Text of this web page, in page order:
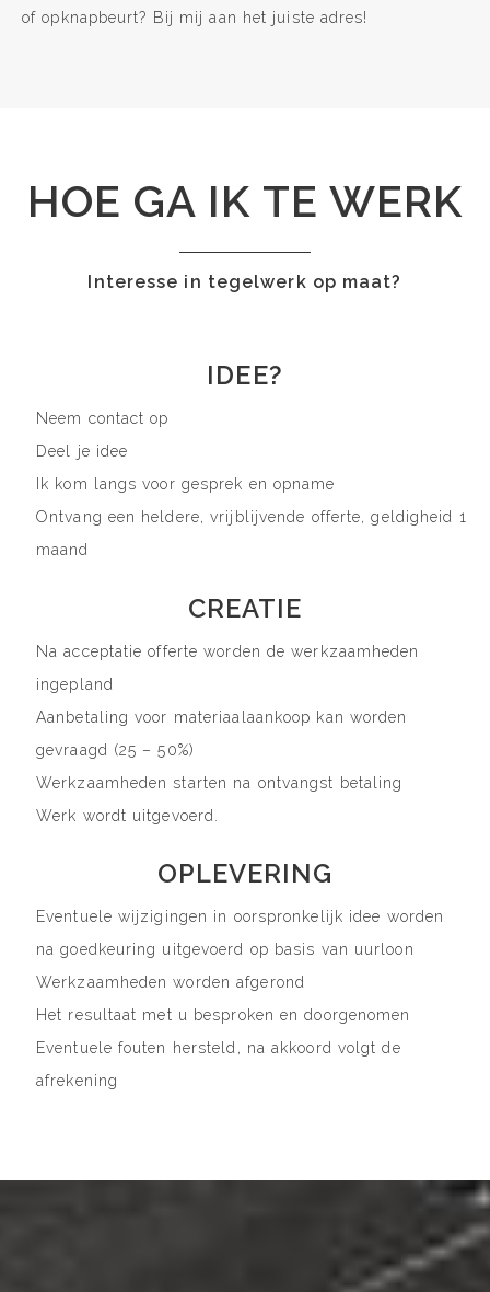
of opknapbeurt? Bij mij aan het juiste adres!
HOE GA IK TE WERK
Interesse in tegelwerk op maat?
IDEE?
Neem contact op
Deel je idee
Ik kom langs voor gesprek en opname
Ontvang een heldere, vrijblijvende offerte, geldigheid 1
maand
CREATIE
Na acceptatie offerte worden de werkzaamheden
ingepland
Aanbetaling voor materiaalaankoop kan worden
gevraagd (25 – 50%)
Werkzaamheden starten na ontvangst betaling
Werk wordt uitgevoerd.
OPLEVERING
Eventuele wijzigingen in oorspronkelijk idee worden
na goedkeuring uitgevoerd op basis van uurloon
Werkzaamheden worden afgerond
Het resultaat met u besproken en doorgenomen
Eventuele fouten hersteld, na akkoord volgt de
afrekening